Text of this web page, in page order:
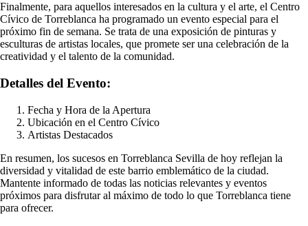
Finalmente, para aquellos interesados en la cultura y el arte, el Centro
Cívico de Torreblanca ha programado un evento especial para el
próximo fin de semana. Se trata de una exposición de pinturas y
esculturas de artistas locales, que promete ser una celebración de la
creatividad y el talento de la comunidad.
Detalles del Evento:
Fecha y Hora de la Apertura
Ubicación en el Centro Cívico
Artistas Destacados
En resumen, los sucesos en Torreblanca Sevilla de hoy reflejan la
diversidad y vitalidad de este barrio emblemático de la ciudad.
Mantente informado de todas las noticias relevantes y eventos
próximos para disfrutar al máximo de todo lo que Torreblanca tiene
para ofrecer.